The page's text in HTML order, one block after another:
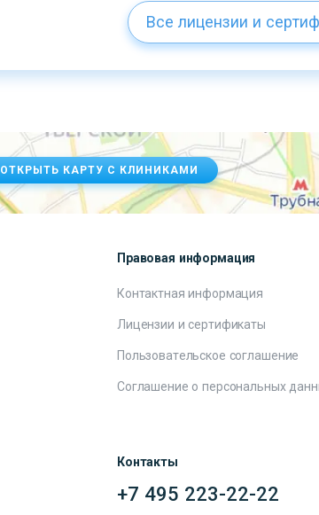
Все лицензии и
ОТКРЫТЬ КАРТУ С КЛИНИКАМИ
Правовая информация
Контактная информация
Лицензии и сертификаты
Пользовательское соглашение
Соглашение о персональных
Контакты
+7 495 223-22-22